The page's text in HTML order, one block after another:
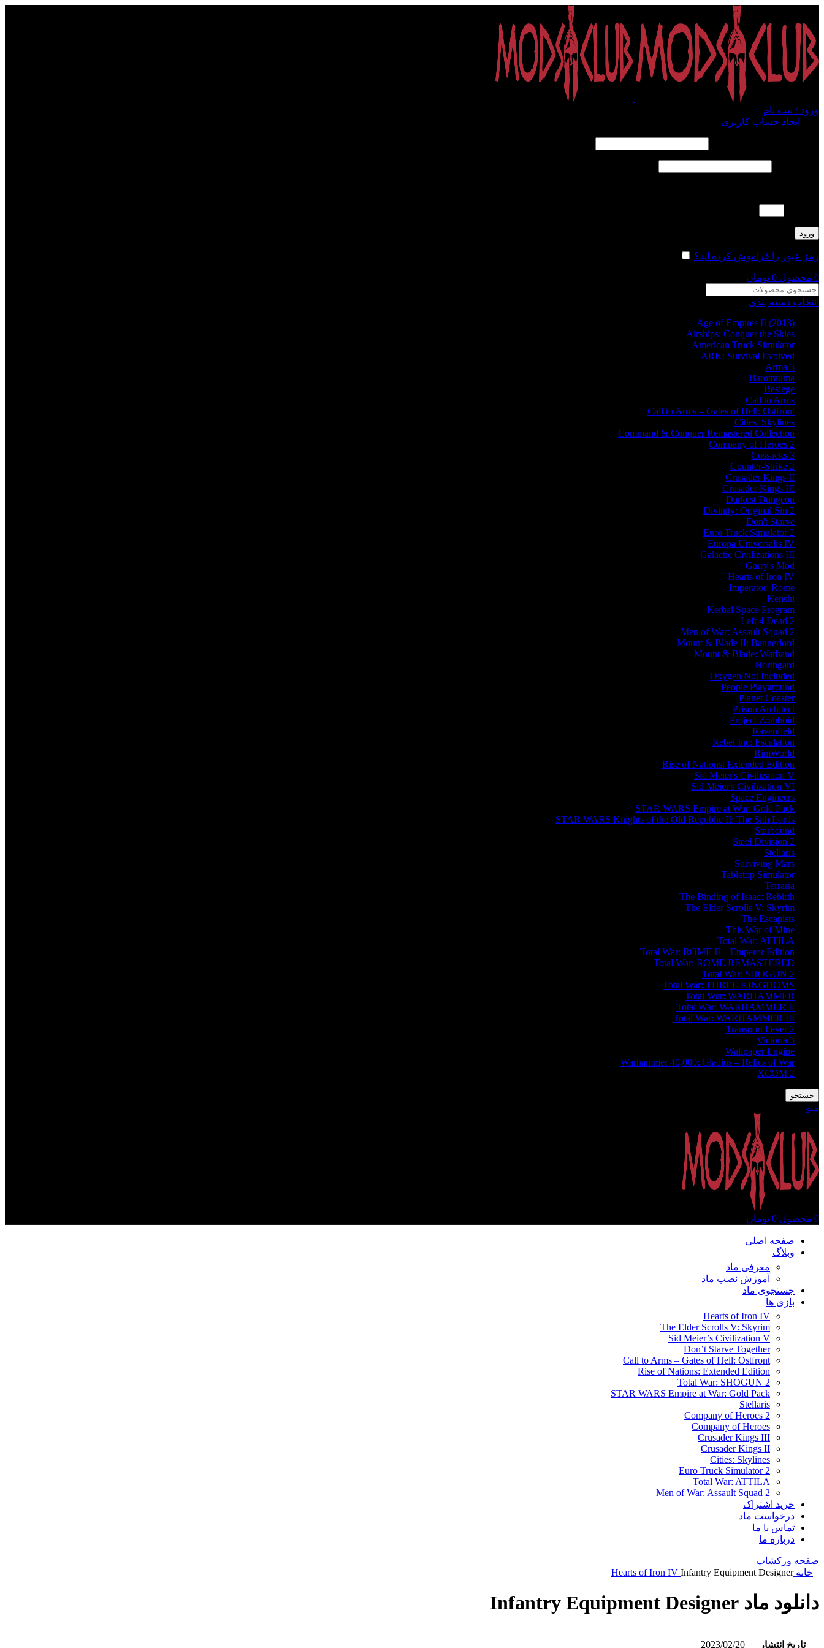
ورود / ثبت نام
ایجاد حساب کاربری
ورود
رمز عبور را فراموش کرده اید؟
0 محصول 0 تومان
انتخاب دسته بندی
Age of Empires II (2013)
Airships: Conquer the Skies
American Truck Simulator
ARK: Survival Evolved
Arma 3
Barotrauma
Besiege
Call to Arms
Call to Arms – Gates of Hell: Ostfront
Cities: Skylines
Command & Conquer Remastered Collection
Company of Heroes 2
Cossacks 3
Counter-Strike 2
Crusader Kings II
Crusader Kings III
Darkest Dungeon
Divinity: Original Sin 2
Don't Starve
Euro Truck Simulator 2
Europa Universalis IV
Galactic Civilizations III
Garry's Mod
Hearts of Iron IV
Imperator: Rome
Kenshi
Kerbal Space Program
Left 4 Dead 2
Men of War: Assault Squad 2
Mount & Blade II: Bannerlord
Mount & Blade: Warband
Northgard
Oxygen Not Included
People Playground
Planet Coaster
Prison Architect
Project Zomboid
Ravenfield
Rebel Inc: Escalation
RimWorld
Rise of Nations: Extended Edition
Sid Meier's Civilization V
Sid Meier's Civilization VI
Space Engineers
STAR WARS Empire at War: Gold Pack
STAR WARS Knights of the Old Republic II: The Sith Lords
Starbound
Steel Division 2
Stellaris
Surviving Mars
Tabletop Simulator
Terraria
The Binding of Isaac: Rebirth
The Elder Scrolls V: Skyrim
The Escapists
This War of Mine
Total War: ATTILA
Total War: ROME II – Emperor Edition
Total War: ROME REMASTERED
Total War: SHOGUN 2
Total War: THREE KINGDOMS
Total War: WARHAMMER
Total War: WARHAMMER II
Total War: WARHAMMER III
Transport Fever 2
Victoria 3
Wallpaper Engine
Warhammer 40,000: Gladius – Relics of War
XCOM 2
جستجو
منو
0 محصول 0 تومان
صفحه اصلی
وبلاگ
معرفی ماد
آموزش نصب ماد
جستجوی ماد
بازی ها
Hearts of Iron IV
The Elder Scrolls V: Skyrim
Sid Meier’s Civilization V
Don’t Starve Together
Call to Arms – Gates of Hell: Ostfront
Rise of Nations: Extended Edition
Total War: SHOGUN 2
STAR WARS Empire at War: Gold Pack
Stellaris
Company of Heroes 2
Company of Heroes
Crusader Kings III
Crusader Kings II
Cities: Skylines
Euro Truck Simulator 2
Total War: ATTILA
Men of War: Assault Squad 2
خرید اشتراک
درخواست ماد
تماس با ما
درباره ما
صفحه ورکشاپ
خانه
Hearts of Iron IV Infantry Equipment Designer
دانلود ماد Infantry Equipment Designer
تاریخ انتشار 2023/02/20